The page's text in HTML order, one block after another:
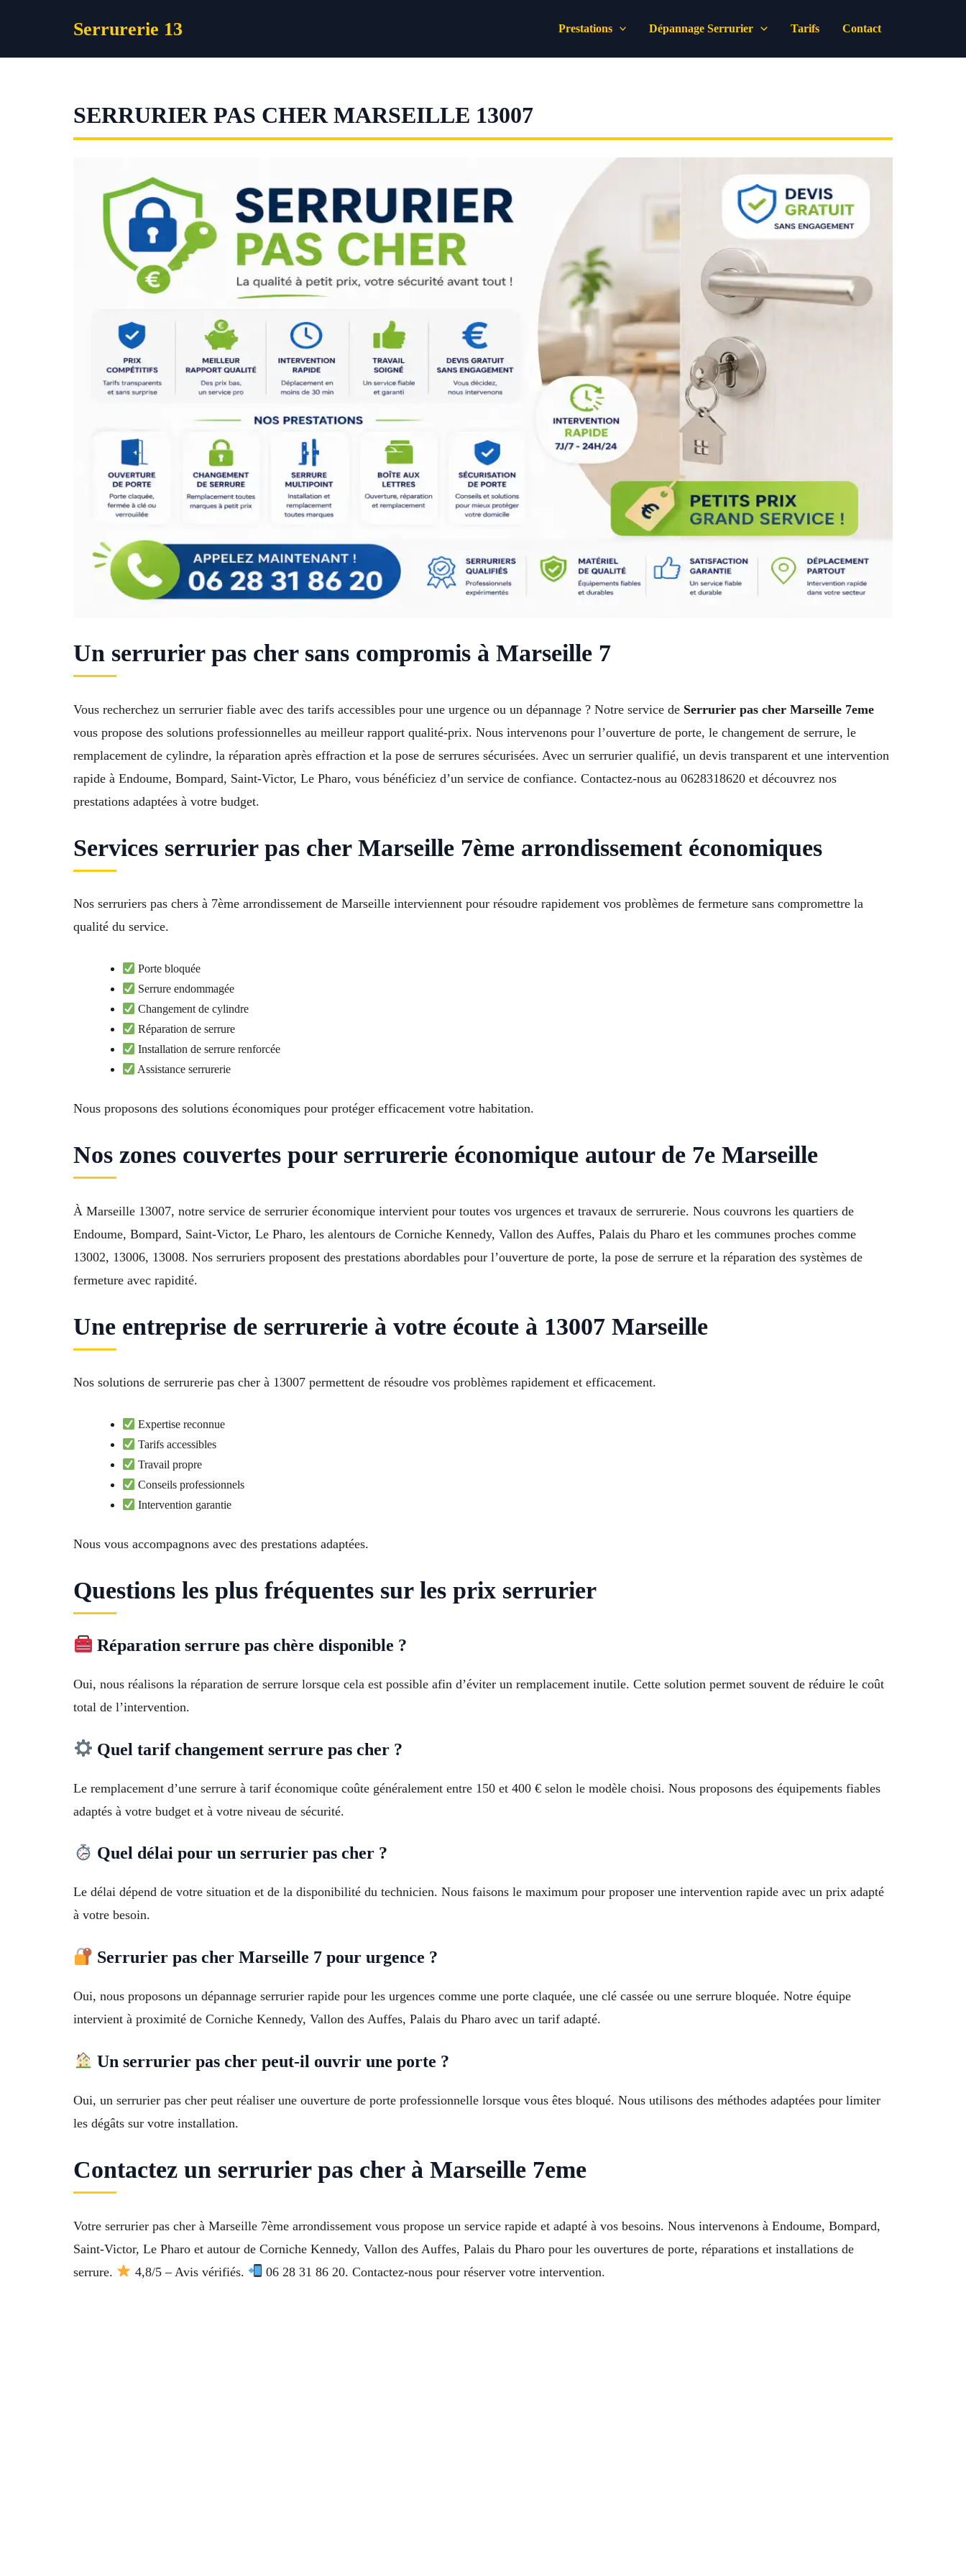
Serrurerie 13 Prestations Dépannage Serrurier Tarifs Contact
SERRURIER PAS CHER MARSEILLE 13007
Un serrurier pas cher sans compromis à Marseille 7
Vous recherchez un serrurier fiable avec des tarifs accessibles pour une urgence ou un dépannage ? Notre service de Serrurier pas cher Marseille 7eme
vous propose des solutions professionnelles au meilleur rapport qualité-prix. Nous intervenons pour l’ouverture de porte, le changement de serrure, le
remplacement de cylindre, la réparation après effraction et la pose de serrures sécurisées. Avec un serrurier qualifié, un devis transparent et une intervention
rapide à Endoume, Bompard, Saint-Victor, Le Pharo, vous bénéficiez d’un service de confiance. Contactez-nous au 0628318620 et découvrez nos
prestations adaptées à votre budget.
Services serrurier pas cher Marseille 7ème arrondissement économiques
Nos serruriers pas chers à 7ème arrondissement de Marseille interviennent pour résoudre rapidement vos problèmes de fermeture sans compromettre la
qualité du service.
Porte bloquée
Serrure endommagée
Changement de cylindre
Réparation de serrure
Installation de serrure renforcée
Assistance serrurerie
Nous proposons des solutions économiques pour protéger efficacement votre habitation.
Nos zones couvertes pour serrurerie économique autour de 7e Marseille
À Marseille 13007, notre service de serrurier économique intervient pour toutes vos urgences et travaux de serrurerie. Nous couvrons les quartiers de
Endoume, Bompard, Saint-Victor, Le Pharo, les alentours de Corniche Kennedy, Vallon des Auffes, Palais du Pharo et les communes proches comme
13002, 13006, 13008. Nos serruriers proposent des prestations abordables pour l’ouverture de porte, la pose de serrure et la réparation des systèmes de
fermeture avec rapidité.
Une entreprise de serrurerie à votre écoute à 13007 Marseille
Nos solutions de serrurerie pas cher à 13007 permettent de résoudre vos problèmes rapidement et efficacement.
Expertise reconnue
Tarifs accessibles
Travail propre
Conseils professionnels
Intervention garantie
Nous vous accompagnons avec des prestations adaptées.
Questions les plus fréquentes sur les prix serrurier
Réparation serrure pas chère disponible ?
Oui, nous réalisons la réparation de serrure lorsque cela est possible afin d’éviter un remplacement inutile. Cette solution permet souvent de réduire le coût
total de l’intervention.
Quel tarif changement serrure pas cher ?
Le remplacement d’une serrure à tarif économique coûte généralement entre 150 et 400 € selon le modèle choisi. Nous proposons des équipements fiables
adaptés à votre budget et à votre niveau de sécurité.
Quel délai pour un serrurier pas cher ?
Le délai dépend de votre situation et de la disponibilité du technicien. Nous faisons le maximum pour proposer une intervention rapide avec un prix adapté
à votre besoin.
Serrurier pas cher Marseille 7 pour urgence ?
Oui, nous proposons un dépannage serrurier rapide pour les urgences comme une porte claquée, une clé cassée ou une serrure bloquée. Notre équipe
intervient à proximité de Corniche Kennedy, Vallon des Auffes, Palais du Pharo avec un tarif adapté.
Un serrurier pas cher peut-il ouvrir une porte ?
Oui, un serrurier pas cher peut réaliser une ouverture de porte professionnelle lorsque vous êtes bloqué. Nous utilisons des méthodes adaptées pour limiter
les dégâts sur votre installation.
Contactez un serrurier pas cher à Marseille 7eme
Votre serrurier pas cher à Marseille 7ème arrondissement vous propose un service rapide et adapté à vos besoins. Nous intervenons à Endoume, Bompard,
Saint-Victor, Le Pharo et autour de Corniche Kennedy, Vallon des Auffes, Palais du Pharo pour les ouvertures de porte, réparations et installations de
serrure.
4,8/5 – Avis vérifiés. 06 28 31 86 20. Contactez-nous pour réserver votre intervention.